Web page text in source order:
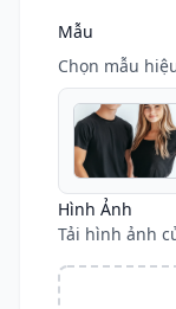
Mẫu
Chọn mẫu
Hình Ảnh
Tải hình ảnh